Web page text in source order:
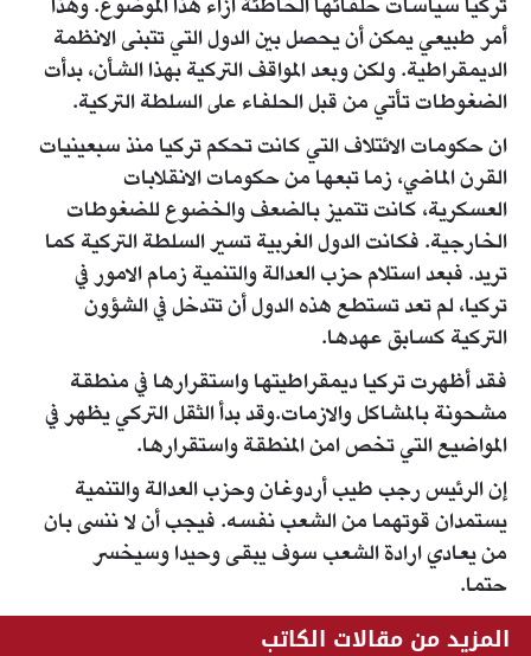
تركيا سياسات حلفائها الخاطئة ازاء هذا الموضوع. وهذا
أمر طبيعي يمكن أن يحصل بين الدول التي تتبنى الانظمة
الديمقراطية. ولكن وبعد المواقف التركية بهذا الشأن، بدأت
الضغوطات تأتي من قبل الحلفاء على السلطة التركية.
ان حكومات الائتلاف التي كانت تحكم تركيا منذ سبعينيات
القرن الماضي، زما تبعها من حكومات الانقلابات
العسكرية، كانت تتميز بالضعف والخضوع للضغوطات
الخارجية. فكانت الدول الغربية تسير السلطة التركية كما
تريد. فبعد استلام حزب العدالة والتنمية زمام الامور في
تركيا، لم تعد تستطع هذه الدول أن تتدخل في الشؤون
التركية كسابق عهدها.
فقد أظهرت تركيا ديمقراطيتها واستقرارها في منطقة
مشحونة بالمشاكل والازمات.وقد بدأ الثقل التركي يظهر في
المواضيع التي تخص امن المنطقة واستقرارها.
إن الرئيس رجب طيب أردوغان وحزب العدالة والتنمية
يستمدان قوتهما من الشعب نفسه. فيجب أن لا ننسى بان
من يعادي ارادة الشعب سوف يبقى وحيدا وسيخسر
حتما.
المزيد من مقالات الكاتب